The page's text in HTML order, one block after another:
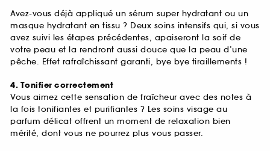
Avez-vous déjà appliqué un sérum super hydratant ou un
masque hydratant en tissu ? Deux soins intensifs qui, si vous
avez suivi les étapes précédentes, apaiseront la soif de
votre peau et la rendront aussi douce que la peau d’une
pêche. Effet rafraîchissant garanti, bye bye tiraillements !
4. Tonifier correctement
Vous aimez cette sensation de fraîcheur avec des notes à
la fois tonifiantes et purifiantes ? Les soins visage au
parfum délicat offrent un moment de relaxation bien
mérité, dont vous ne pourrez plus vous passer.